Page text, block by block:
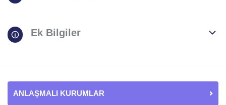
Ek Bilgiler
ANLAŞMALI KURUMLAR